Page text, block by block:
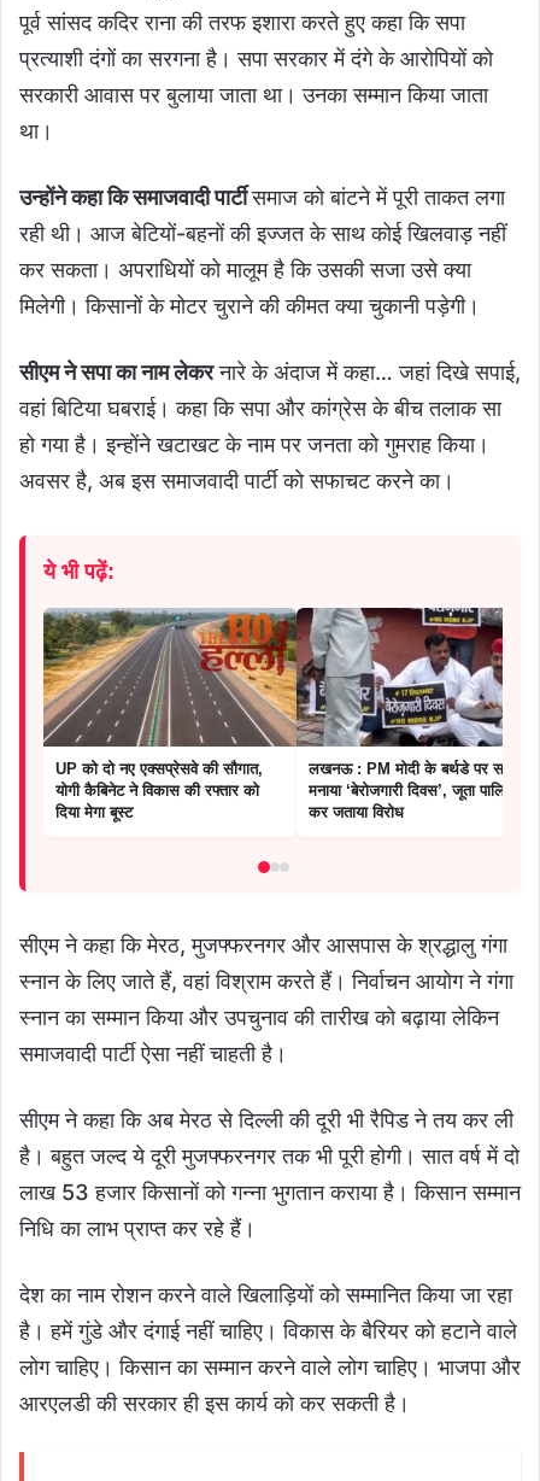
पूर्व सांसद कदिर राना की तरफ इशारा करते हुए कहा कि सपा
प्रत्याशी दंगों का सरगना है। सपा सरकार में दंगे के आरोपियों को
सरकारी आवास पर बुलाया जाता था। उनका सम्मान किया जाता
था।
उन्होंने कहा कि समाजवादी पार्टीसमाज को बांटने में पूरी ताकत लगा
रही थी। आज बेटियों-बहनों की इज्जत के साथ कोई खिलवाड़ नहीं
कर सकता। अपराधियों को मालूम है कि उसकी सजा उसे क्या
मिलेगी। किसानों के मोटर चुराने की कीमत क्या चुकानी पड़ेगी।
सीएम ने सपा का नाम लेकरनारे के अंदाज में कहा… जहां दिखे सपाई,
वहां बिटिया घबराई। कहा कि सपा और कांग्रेस के बीच तलाक सा
हो गया है। इन्होंने खटाखट के नाम पर जनता को गुमराह किया।
अवसर है, अब इस समाजवादी पार्टी को सफाचट करने का।
ये भी पढ़ें:
UP को दो नए एक्सप्रेसवे की सौगात,
योगी कैबिनेट ने विकास की रफ्तार को
दिया मेगा बूस्ट
लखनऊ : PM मोदी के बर्थडे पर सपा ने
मनाया ‘बेरोजगारी दिवस’, जूता पालिश
कर जताया विरोध
सीएम ने कहा कि मेरठ, मुजफ्फरनगर और आसपास के श्रद्धालु गंगा
स्नान के लिए जाते हैं, वहां विश्राम करते हैं। निर्वाचन आयोग ने गंगा
स्नान का सम्मान किया और उपचुनाव की तारीख को बढ़ाया लेकिन
समाजवादी पार्टी ऐसा नहीं चाहती है।
सीएम ने कहा कि अब मेरठ से दिल्ली की दूरी भी रैपिड ने तय कर ली
है। बहुत जल्द ये दूरी मुजफ्फरनगर तक भी पूरी होगी। सात वर्ष में दो
लाख 53 हजार किसानों को गन्ना भुगतान कराया है। किसान सम्मान
निधि का लाभ प्राप्त कर रहे हैं।
देश का नाम रोशन करने वाले खिलाड़ियों को सम्मानित किया जा रहा
है। हमें गुंडे और दंगाई नहीं चाहिए। विकास के बैरियर को हटाने वाले
लोग चाहिए। किसान का सम्मान करने वाले लोग चाहिए। भाजपा और
आरएलडी की सरकार ही इस कार्य को कर सकती है।